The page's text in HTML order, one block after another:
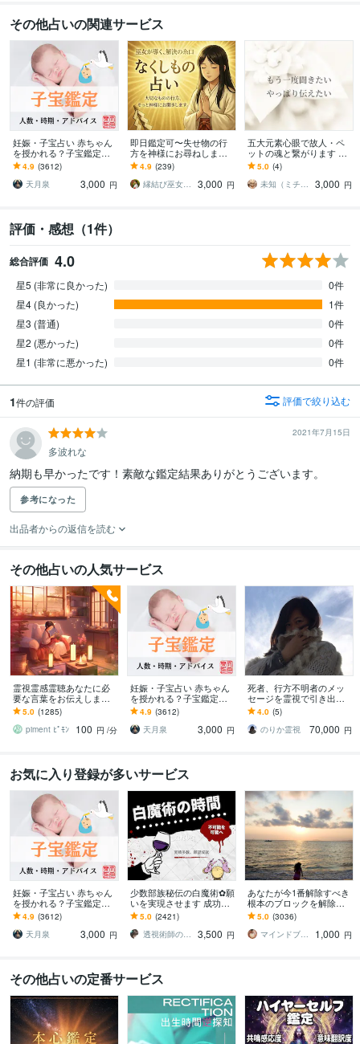
その他占いの関連サービス
妊娠・子宝占い 赤ちゃん
を授かれる？子宝鑑定し
ます 子供を授かるか、授
かる時期、性別、授かる
ための行動を鑑定
4.9 (3612)
天月泉
3,000 円
即日鑑定可〜失せ物の行
方を神様にお尋ねします
探し物、落とし物、紛失
物の行方を神様にお尋ね
します
4.9 (239)
縁結び巫女＊ゆい⛩️霊視鑑定
3,000 円
五大元素心眼で故人・ペ
ットの魂と繋がります 届
けられなかった言葉を、
魂レベルで繋いで届けま
す
5.0 (4)
​未知（ミチ）｜五大元素×インド心眼霊視
3,000 円
評価・感想（1件）
総合評価 4.0
星5 (非常に良かった)
0件
星4 (良かった)
1件
星3 (普通)
0件
星2 (悪かった)
0件
星1 (非常に悪かった)
0件
1件の評価 評価で絞り込む
2021年7月15日
多波れな
納期も早かったです！素敵な鑑定結果ありがとうございます。
参考になった
出品者からの返信を読む
その他占いの人気サービス
霊視霊感霊聴あなたに必
要な言葉をお伝えします
〜〜例えばふとこの場所
がリアルなのかわからな
くなる瞬間に〜〜
5.0 (1285)
piment ﾋﾟﾓﾝ
100 円 /分
妊娠・子宝占い 赤ちゃん
を授かれる？子宝鑑定し
ます 子供を授かるか、授
かる時期、性別、授かる
ための行動を鑑定
4.9 (3612)
天月泉
3,000 円
死者、行方不明者のメッ
セージを霊視で引き出し
ます 探偵に頼む前に。実
績多数、特殊な霊視鑑定
となります。
4.0 (5)
のりか霊視
70,000 円
お気に入り登録が多いサービス
妊娠・子宝占い 赤ちゃん
を授かれる？子宝鑑定し
ます 子供を授かるか、授
かる時期、性別、授かる
ための行動を鑑定
4.9 (3612)
天月泉
3,000 円
少数部族秘伝の白魔術✿願
いを実現させます 成功率8
0%☆願いを実現します✿
5.0 (2421)
透視術師のアリナ
3,500 円
あなたが今1番解除すべき
根本のブロックを解除し
ます とにかく現状を変え
たい方、上手くいかない
と感じている方へ
5.0 (3036)
マインドブロックバスター颯（soul）
1,000 円
その他占いの定番サービス